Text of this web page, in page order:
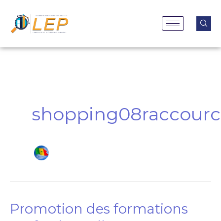
contenu
Promotion des formations
Promotion